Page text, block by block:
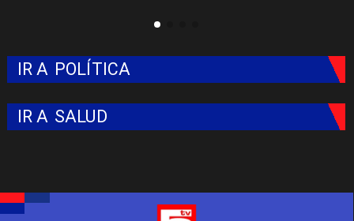
IR A POLÍTICA
IR A SALUD